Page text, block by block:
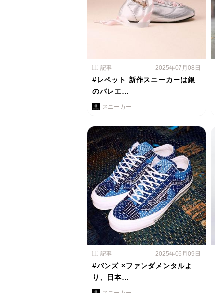
記事 2025年07月08日
#レペット 新作スニーカーは銀
のバレエ…
スニーカー
記事 2025年06月09日
#バンズ ×ファンダメンタルよ
り、日本…